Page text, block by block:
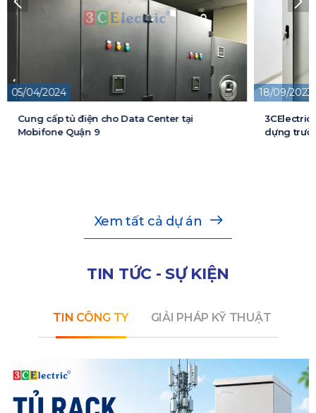
05/04/2024
Cung cấp tủ điện cho Data Center tại
Mobifone Quận 9
18/09/2023
3CElectric
dựng
Xem tất cả dự án
TIN TỨC - SỰ KIỆN
TIN CÔNG TY GIẢI PHÁP KỸ THUẬT